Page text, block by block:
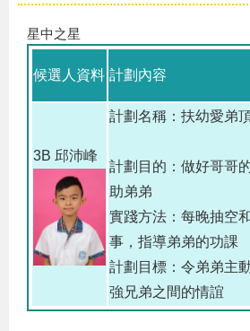
星中之星
候選人資料 計劃內容
3B 邱沛峰
計劃名稱：扶幼愛弟
計劃目的： 做好哥哥
助弟弟
實踐方法： 每晚抽空
事，指導弟弟的功課
計劃目標： 令弟弟主
強兄弟之間的情誼